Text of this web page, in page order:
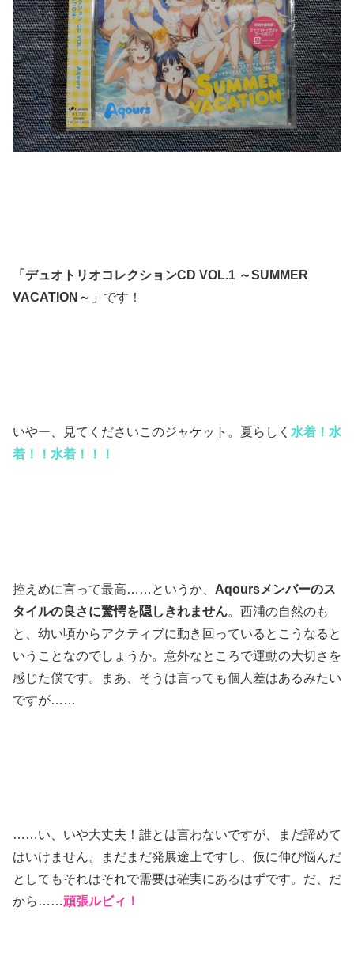
「デュオトリオコレクションCD VOL.1 ～SUMMER
VACATION～」 です！
いやー、見てくださいこのジャケット。夏らしく 水着！水
着！！水着！！！
控えめに言って最高……というか、 Aqoursメンバーのス
タイルの良さに驚愕を隠しきれません。西浦の自然のも
と、幼い頃からアクティブに動き回っているとこうなると
いうことなのでしょうか。意外なところで運動の大切さを
感じた僕です。まあ、そうは言っても個人差はあるみたい
ですが……
……い、いや大丈夫！誰とは言わないですが、まだ諦めて
はいけません。まだまだ発展途上ですし、仮に伸び悩んだ
としてもそれはそれで需要は確実にあるはずです。だ、だ
から……頑張ルビィ！